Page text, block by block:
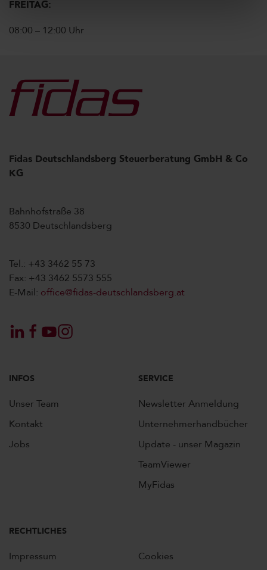
FREITAG:
08:00 – 12:00 Uhr
Fidas Deutschlandsberg Steuerberatung GmbH & Co
KG
Bahnhofstraße 38
8530 Deutschlandsberg
Tel.: +43 3462 55 73
Fax: +43 3462 5573 555
E-Mail: office@fidas-deutschlandsberg.at
INFOS
Unser Team
Kontakt
Jobs
SERVICE
Newsletter Anmeldung
Unternehmerhandbücher
Update - unser Magazin
TeamViewer
MyFidas
RECHTLICHES
Impressum Cookies